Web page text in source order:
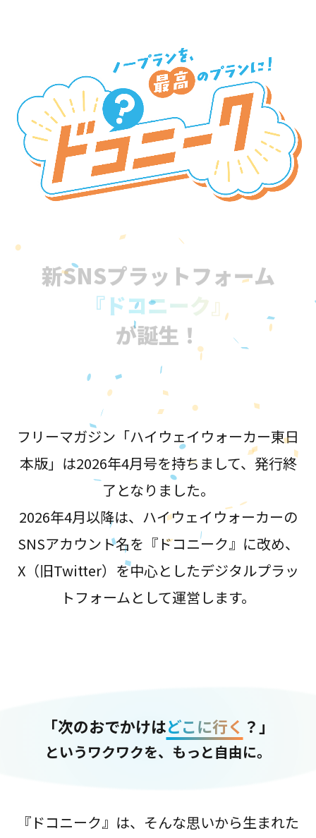
新SNSプラットフォーム
『ドコニーク』
が誕生！
フリーマガジン「ハイウェイウォーカー東日
本版」は2026年4月号を持ちまして、発行終
了となりました。
2026年4月以降は、ハイウェイウォーカーの
SNSアカウント名を『ドコニーク』に改め、
X（旧Twitter）を中心としたデジタルプラッ
トフォームとして運営します。
「次のおでかけはどこに行く ？」
というワクワクを、もっと自由に。
『ドコニーク』は、そんな思いから生まれた